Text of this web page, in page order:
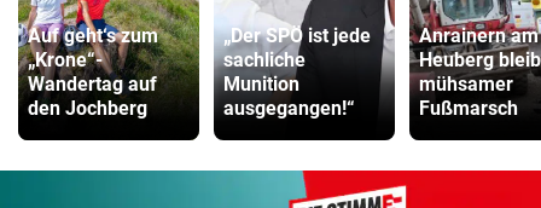
Auf geht‘s zum
„Krone“-
Wandertag auf
den Jochberg
„Der SPÖ ist jede
sachliche
Munition
ausgegangen!“
Anrainern am
Heuberg
mühsamer
Fußmarsch